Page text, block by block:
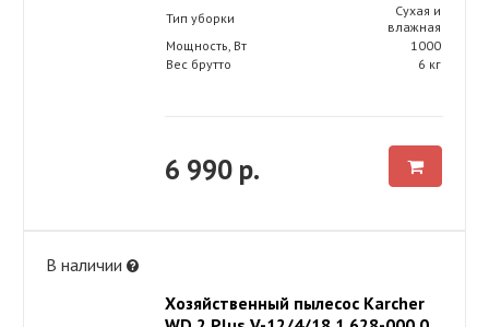
Тип уборки
Сухая и
влажная
Мощность, Вт
1000
Вес брутто
6 кг
6 990 р.
В наличии
Хозяйственный пылесос Karcher